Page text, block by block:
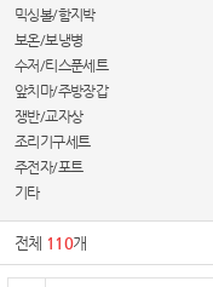
믹싱볼/함지박
보온/보냉병
수저/티스푼세트
앞치마/주방장갑
쟁반/교자상
조리기구세트
주전자/포트
기타
전체 110개